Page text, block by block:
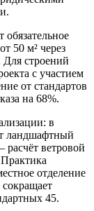
50 м² через
строений
с участием
от стандартов
на 68%.
в
ландшафтный
расчёт ветровой
отделение
45.